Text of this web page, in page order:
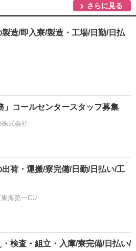
さらに見る
製造/即入寮/製造・工場/日勤/日払
」コールセンタースタッフ募集
式会社
荷・運搬/寮完備/日勤/日払い/工
海第一CU
検査・組立・入庫/寮完備/日払い/